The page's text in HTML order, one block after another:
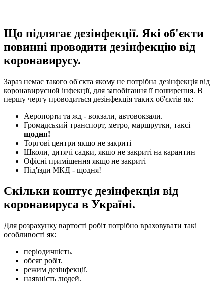
Що підлягає дезінфекції. Які об'єкти
повинні проводити дезінфекцію від
коронавирусу.
Зараз немає такого об'єкта якому не потрібна дезінфекція від
коронавирусной інфекції, для запобігання її поширення. В
першу чергу проводиться дезінфекція таких об'єктів як:
Аеропорти та жд - вокзали, автовокзали.
Громадський транспорт, метро, ​​маршрутки, таксі —
щодня!
Торгові центри якщо не закриті
Школи, дитячі садки, якщо не закриті на карантин
Офісні приміщення якщо не закриті
Під'їзди МКД - щодня!
Скільки коштує дезінфекція від
коронавируса в Україні.
Для розрахунку вартості робіт потрібно враховувати такі
особливості як:
періодичність.
обсяг робіт.
режим дезінфекції.
наявність людей.